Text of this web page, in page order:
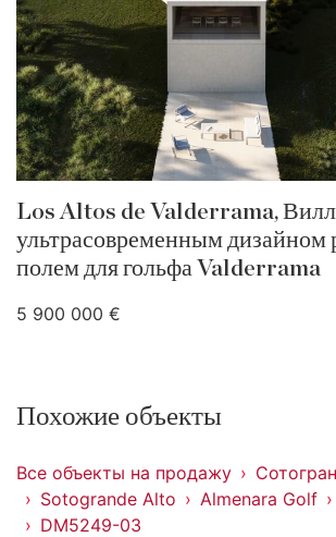
Los Altos de Valderrama,
ультрасовременным дизайном
полем для гольфа Valderrama
5 900 000 €
Похожие объекты
Все объекты на продажу
Sotogrande Alto
Almenara Golf
DM5249-03